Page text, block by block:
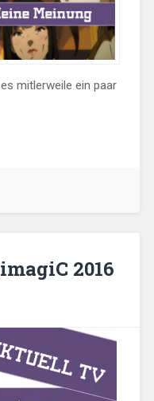
mitlerweile ein paar
2016